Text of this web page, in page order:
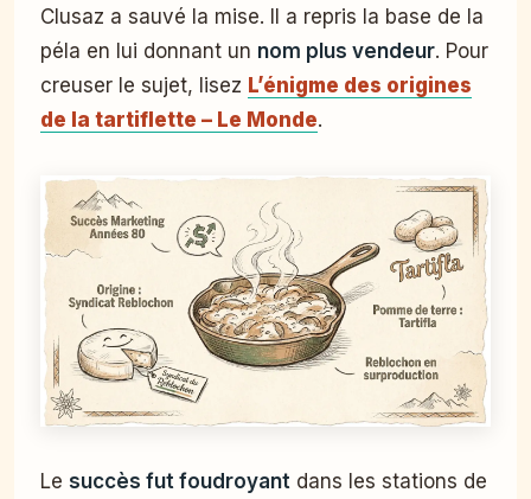
Clusaz a sauvé la mise. Il a repris la base de la
péla en lui donnant un nom plus vendeur. Pour
creuser le sujet, lisez L’énigme des origines
de la tartiflette – Le Monde.
Le succès fut foudroyant dans les stations de